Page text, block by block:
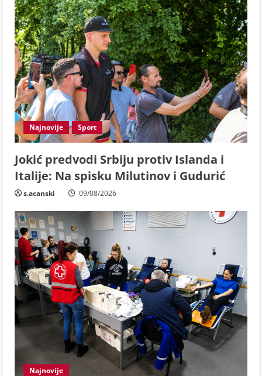
Najnovije Sport
Jokić predvodi Srbiju protiv Islanda i
Italije: Na spisku Milutinov i Gudurić
s.acanski 09/08/2026
Najnovije